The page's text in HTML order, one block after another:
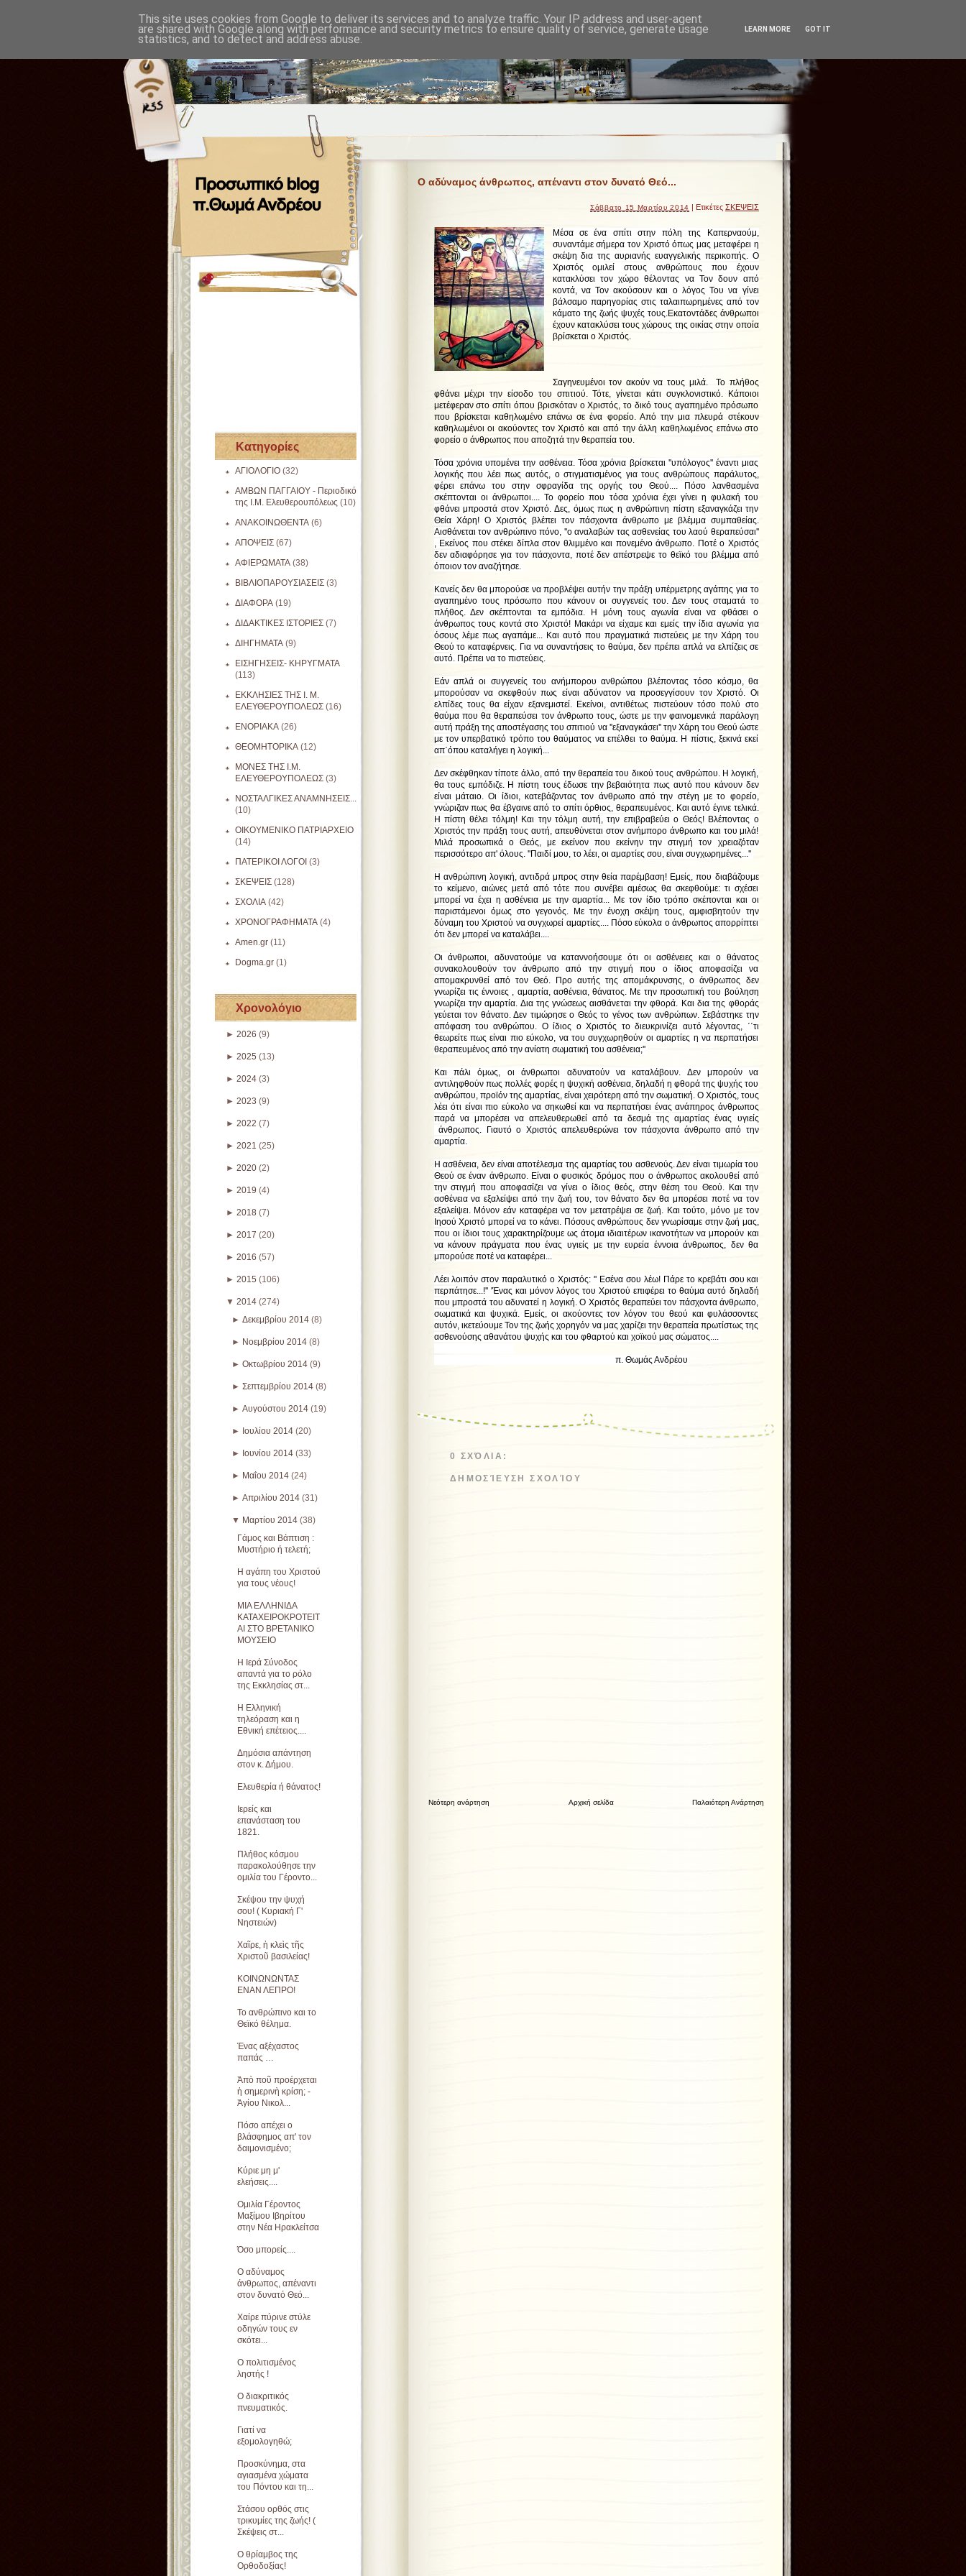
Κατηγορίες
ΑΓΙΟΛΟΓΙΟ (32)
ΑΜΒΩΝ ΠΑΓΓΑΙΟΥ - Περιοδικό
της Ι.Μ. Ελευθερουπόλεως (10)
ΑΝΑΚΟΙΝΩΘΕΝΤΑ (6)
ΑΠΟΨΕΙΣ (67)
ΑΦΙΕΡΩΜΑΤΑ (38)
ΒΙΒΛΙΟΠΑΡΟΥΣΙΑΣΕΙΣ (3)
ΔΙΑΦΟΡΑ (19)
ΔΙΔΑΚΤΙΚΕΣ ΙΣΤΟΡΙΕΣ (7)
ΔΙΗΓΗΜΑΤΑ (9)
ΕΙΣΗΓΗΣΕΙΣ- ΚΗΡΥΓΜΑΤΑ
(113)
ΕΚΚΛΗΣΙΕΣ ΤΗΣ Ι. Μ.
ΕΛΕΥΘΕΡΟΥΠΟΛΕΩΣ (16)
ΕΝΟΡΙΑΚΑ (26)
ΘΕΟΜΗΤΟΡΙΚΑ (12)
ΜΟΝΕΣ ΤΗΣ Ι.Μ.
ΕΛΕΥΘΕΡΟΥΠΟΛΕΩΣ (3)
ΝΟΣΤΑΛΓΙΚΕΣ ΑΝΑΜΝΗΣΕΙΣ...
(10)
ΟΙΚΟΥΜΕΝΙΚΟ ΠΑΤΡΙΑΡΧΕΙΟ
(14)
ΠΑΤΕΡΙΚΟΙ ΛΟΓΟΙ (3)
ΣΚΕΨΕΙΣ (128)
ΣΧΟΛΙΑ (42)
ΧΡΟΝΟΓΡΑΦΗΜΑΤΑ (4)
Amen.gr (11)
Dogma.gr (1)
Χρονολόγιο
► 2026 (9)
► 2025 (13)
► 2024 (3)
► 2023 (9)
► 2022 (7)
► 2021 (25)
► 2020 (2)
► 2019 (4)
► 2018 (7)
► 2017 (20)
► 2016 (57)
► 2015 (106)
▼ 2014 (274)
► Δεκεμβρίου 2014 (8)
► Νοεμβρίου 2014 (8)
► Οκτωβρίου 2014 (9)
► Σεπτεμβρίου 2014 (8)
► Αυγούστου 2014 (19)
► Ιουλίου 2014 (20)
► Ιουνίου 2014 (33)
► Μαΐου 2014 (24)
► Απριλίου 2014 (31)
▼ Μαρτίου 2014 (38)
Γάμος και Βάπτιση :
Μυστήριο ή τελετή;
Η αγάπη του Χριστού
για τους νέους!
ΜΙΑ ΕΛΛΗΝΙΔΑ
ΚΑΤΑΧΕΙΡΟΚΡΟΤΕΙΤ
ΑΙ ΣΤΟ ΒΡΕΤΑΝΙΚΟ
ΜΟΥΣΕΙΟ
Η Ιερά Σύνοδος
απαντά για το ρόλο
της Εκκλησίας στ...
Η Ελληνική
τηλεόραση και η
Εθνική επέτειος....
Δημόσια απάντηση
στον κ. Δήμου.
Ελευθερία ή θάνατος!
Ιερείς και
επανάσταση του
1821.
Πλήθος κόσμου
παρακολούθησε την
ομιλία του Γέροντο...
Σκέψου την ψυχή
σου! ( Κυριακή Γ'
Νηστειών)
Χαῖρε, ἡ κλεὶς τῆς
Χριστοῦ βασιλείας!
ΚΟΙΝΩΝΩΝΤΑΣ
ΕΝΑΝ ΛΕΠΡΟ!
Το ανθρώπινο και το
Θεϊκό θέλημα.
Ένας αξέχαστος
παπάς …
Ἀπὸ ποῦ προέρχεται
ἡ σημερινὴ κρίση; -
Ἁγίου Νικολ...
Πόσο απέχει ο
βλάσφημος απ' τον
δαιμονισμένο;
Κύριε μη μ'
ελεήσεις....
Ομιλία Γέροντος
Μαξίμου Ιβηρίτου
στην Νέα Ηρακλείτσα
Όσο μπορείς....
Ο αδύναμος
άνθρωπος, απέναντι
στον δυνατό Θεό...
Χαίρε πύρινε στύλε
οδηγών τους εν
σκότει...
Ο πολιτισμένος
ληστής !
Ο διακριτικός
πνευματικός.
Γιατί να
εξομολογηθώ;
Προσκύνημα, στα
αγιασμένα χώματα
του Πόντου και τη...
Στάσου ορθός στις
τρικυμίες της ζωής! (
Σκέψεις στ...
Ο θρίαμβος της
Ορθοδοξίας!
Ο αδύναμος άνθρωπος, απέναντι στον δυνατό Θεό...
Σάββατο 15 Μαρτίου 2014 | Ετικέτες ΣΚΕΨΕΙΣ
Μέσα σε ένα σπίτι στην πόλη της Καπερναούμ,
συναντάμε σήμερα τον Χριστό όπως μας μεταφέρει η
σκέψη δια της αυριανής ευαγγελικής περικοπής. Ο
Χριστός ομιλεί στους ανθρώπους που έχουν
κατακλύσει τον χώρο θέλοντας να Τον δουν από
κοντά, να Τον ακούσουν και ο λόγος Του να γίνει
βάλσαμο παρηγορίας στις ταλαιπωρημένες από τον
κάματο της ζωής ψυχές τους.Εκατοντάδες άνθρωποι
έχουν κατακλύσει τους χώρους της οικίας στην οποία
βρίσκεται ο Χριστός.
Σαγηνευμένοι τον ακούν να τους μιλά. Το πλήθος
φθάνει μέχρι την είσοδο του σπιτιού. Τότε, γίνεται κάτι συγκλονιστικό. Κάποιοι
μετέφεραν στο σπίτι όπου βρισκόταν ο Χριστός, το δικό τους αγαπημένο πρόσωπο
που βρίσκεται καθηλωμένο επάνω σε ένα φορείο. Από την μια πλευρά στέκουν
καθηλωμένοι οι ακούοντες τον Χριστό και από την άλλη καθηλωμένος επάνω στο
φορείο ο άνθρωπος που αποζητά την θεραπεία του.
Τόσα χρόνια υπομένει την ασθένεια. Τόσα χρόνια βρίσκεται ''υπόλογος'' έναντι μιας
λογικής που λέει πως αυτός, ο στιγματισμένος για τους ανθρώπους παράλυτος,
φέρει επάνω του στην σφραγίδα της οργής του Θεού.... Πόσο λανθασμένα
σκέπτονται οι άνθρωποι.... Το φορείο που τόσα χρόνια έχει γίνει η φυλακή του
φθάνει μπροστά στον Χριστό. Δες, όμως πως η ανθρώπινη πίστη εξαναγκάζει την
Θεία Χάρη! Ο Χριστός βλέπει τον πάσχοντα άνθρωπο με βλέμμα συμπαθείας.
Αισθάνεται τον ανθρώπινο πόνο, ''ο αναλαβών τας ασθενείας του λαού θεραπεύσαι''
, Εκείνος που στέκει δίπλα στον θλιμμένο και πονεμένο άνθρωπο. Ποτέ ο Χριστός
δεν αδιαφόρησε για τον πάσχοντα, ποτέ δεν απέστρεψε το θεϊκό του βλέμμα από
όποιον τον αναζήτησε.
Κανείς δεν θα μπορούσε να προβλέψει αυτήν την πράξη υπέρμετρης αγάπης για το
αγαπημένο τους πρόσωπο που κάνουν οι συγγενείς του. Δεν τους σταματά το
πλήθος. Δεν σκέπτονται τα εμπόδια. Η μόνη τους αγωνία είναι να φθάσει ο
άνθρωπος τους κοντά στο Χριστό! Μακάρι να είχαμε και εμείς την ίδια αγωνία για
όσους λέμε πως αγαπάμε... Και αυτό που πραγματικά πιστεύεις με την Χάρη του
Θεού το καταφέρνεις. Για να συναντήσεις το θαύμα, δεν πρέπει απλά να ελπίζεις σε
αυτό. Πρέπει να το πιστεύεις.
Εάν απλά οι συγγενείς του ανήμπορου ανθρώπου βλέποντας τόσο κόσμο, θα
μπορούσαν να σκεφθούν πως είναι αδύνατον να προσεγγίσουν τον Χριστό. Οι
ελπίδες τους θα είχαν εξανεμιστεί. Εκείνοι, αντιθέτως πιστεύουν τόσο πολύ στο
θαύμα που θα θεραπεύσει τον άνθρωπο τους, ώστε με την φαινομενικά παράλογη
αυτή πράξη της αποστέγασης του σπιτιού να ''εξαναγκάσει'' την Χάρη του Θεού ώστε
με τον υπερβατικό τρόπο του θαύματος να επέλθει το θαύμα. Η πίστις, ξεκινά εκεί
απ΄όπου καταλήγει η λογική...
Δεν σκέφθηκαν τίποτε άλλο, από την θεραπεία του δικού τους ανθρώπου. Η λογική,
θα τους εμπόδιζε. Η πίστη τους έδωσε την βεβαιότητα πως αυτό που κάνουν δεν
είναι μάταιο. Οι ίδιοι, κατεβάζοντας τον άνθρωπο από την στέγη με το φορείο,
γνώριζαν πως θα έβγαινε από το σπίτι όρθιος, θεραπευμένος. Και αυτό έγινε τελικά.
Η πίστη θέλει τόλμη! Και την τόλμη αυτή, την επιβραβεύει ο Θεός! Βλέποντας ο
Χριστός την πράξη τους αυτή, απευθύνεται στον ανήμπορο άνθρωπο και του μιλά!
Μιλά προσωπικά ο Θεός, με εκείνον που εκείνην την στιγμή τον χρειαζόταν
περισσότερο απ' όλους. ''Παιδί μου, το λέει, οι αμαρτίες σου, είναι συγχωρημένες...''
Η ανθρώπινη λογική, αντιδρά μπρος στην θεία παρέμβαση! Εμείς, που διαβάζουμε
το κείμενο, αιώνες μετά από τότε που συνέβει αμέσως θα σκεφθούμε: τι σχέσει
μπορεί να έχει η ασθένεια με την αμαρτία... Με τον ίδιο τρόπο σκέπονται και οι
παριστάμενοι όμως στο γεγονός. Με την ένοχη σκέψη τους, αμφισβητούν την
δύναμη του Χριστού να συγχωρεί αμαρτίες.... Πόσο εύκολα ο άνθρωπος απορρίπτει
ότι δεν μπορεί να καταλάβει....
Οι άνθρωποι, αδυνατούμε να καταννοήσουμε ότι οι ασθένειες και ο θάνατος
συνακολουθούν τον άνθρωπο από την στιγμή που ο ίδιος αποφασίζει να
απομακρυνθεί από τον Θεό. Προ αυτής της απομάκρυνσης, ο άνθρωπος δεν
γνωρίζει τις έννοιες , αμαρτία, ασθένεια, θάνατος. Με την προσωπική του βούληση
γνωρίζει την αμαρτία. Δια της γνώσεως αισθάνεται την φθορά. Και δια της φθοράς
γεύεται τον θάνατο. Δεν τιμώρησε ο Θεός το γένος των ανθρώπων. Σεβάστηκε την
απόφαση του ανθρώπου. Ο ίδιος ο Χριστός το διευκρινίζει αυτό λέγοντας, ΄΄τι
θεωρείτε πως είναι πιο εύκολο, να του συγχωρηθούν οι αμαρτίες η να περπατήσει
θεραπευμένος από την ανίατη σωματική του ασθένεια;''
Και πάλι όμως, οι άνθρωποι αδυνατούν να καταλάβουν. Δεν μπορούν να
αντιληφθούν πως πολλές φορές η ψυχική ασθένεια, δηλαδή η φθορά της ψυχής του
ανθρώπου, προϊόν της αμαρτίας, είναι χειρότερη από την σωματική. Ο Χριστός, τους
λέει ότι είναι πιο εύκολο να σηκωθεί και να περπατήσει ένας ανάπηρος άνθρωπος
παρά να μπορέσει να απελευθερωθεί από τα δεσμά της αμαρτίας ένας υγιείς
άνθρωπος. Γιαυτό ο Χριστός απελευθερώνει τον πάσχοντα άνθρωπο από την
αμαρτία.
Η ασθένεια, δεν είναι αποτέλεσμα της αμαρτίας του ασθενούς. Δεν είναι τιμωρία του
Θεού σε έναν άνθρωπο. Είναι ο φυσικός δρόμος που ο άνθρωπος ακολουθεί από
την στιγμή που αποφασίζει να γίνει ο ίδιος θεός, στην θέση του Θεού. Και την
ασθένεια να εξαλείψει από την ζωή του, τον θάνατο δεν θα μπορέσει ποτέ να τον
εξαλείψει. Μόνον εάν καταφέρει να τον μετατρέψει σε ζωή. Και τούτο, μόνο με τον
Ιησού Χριστό μπορεί να το κάνει. Πόσους ανθρώπους δεν γνωρίσαμε στην ζωή μας,
που οι ίδιοι τους χαρακτηρίζουμε ως άτομα ιδιαιτέρων ικανοτήτων να μπορούν και
να κάνουν πράγματα που ένας υγιείς με την ευρεία έννοια άνθρωπος, δεν θα
μπορούσε ποτέ να καταφέρει...
Λέει λοιπόν στον παραλυτικό ο Χριστός: '' Εσένα σου λέω! Πάρε το κρεβάτι σου και
περπάτησε...!'' 'Ένας και μόνον λόγος του Χριστού επιφέρει το θαύμα αυτό δηλαδή
που μπροστά του αδυνατεί η λογική. Ο Χριστός θεραπεύει τον πάσχοντα άνθρωπο,
σωματικά και ψυχικά. Εμείς, οι ακούοντες τον λόγον του θεού και φυλάσσοντες
αυτόν, ικετεύουμε Τον της ζωής χορηγόν να μας χαρίζει την θεραπεία πρωτίστως της
ασθενούσης αθανάτου ψυχής και του φθαρτού και χοϊκού μας σώματος....
π. Θωμάς Ανδρέου
0 ΣΧΌΛΙΑ:
ΔΗΜΟΣΊΕΥΣΗ ΣΧΟΛΊΟΥ
Νεότερη ανάρτηση Παλαιότερη Ανάρτηση
Αρχική σελίδα
This site uses cookies from Google to deliver its services and to analyze traffic. Your IP address and user-agent
are shared with Google along with performance and security metrics to ensure quality of service, generate usage
statistics, and to detect and address abuse.
LEARN MORE GOT IT